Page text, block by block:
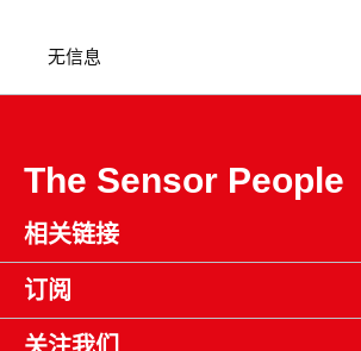
暂无信息
The Sensor People
相关链接
订阅